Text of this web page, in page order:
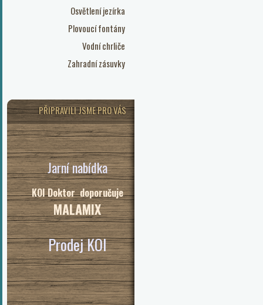
Osvětlení jezírka
Plovoucí fontány
Vodní chrliče
Zahradní zásuvky
PŘIPRAVILI JSME PRO VÁS
Jarní nabídka
KOI Doktor doporučuje
MALAMIX
Prodej KOI